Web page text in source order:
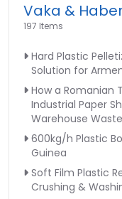
Vaka &
197 Items
Hard Plastic
Solution for
How a Romanian
Industrial Paper
Warehouse Waste
600kg/h Plastic
Guinea
Soft Film Plastic
Crushing &